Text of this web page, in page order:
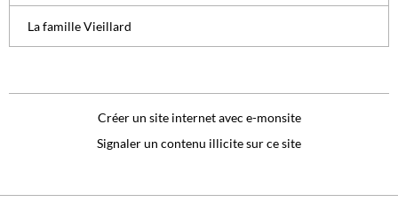
La famille Vieillard
Créer un site internet avec e-monsite
Signaler un contenu illicite sur ce site